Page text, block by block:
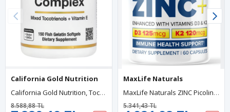
California Gold Nutrition
California Gold Nutrition, Tocotrienol Complex With Vitamin E, 150 Fish Gelatin Softgels.
8.588,88 TL
MaxLife Naturals
MaxLife Naturals ZINC Picolinate + Immune Health Support - Enhanced With Vitamin D3 And K2 60 Capsul.Abd Menşei.31.
5.341,43 TL